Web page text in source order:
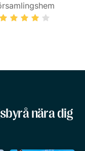
nära dig